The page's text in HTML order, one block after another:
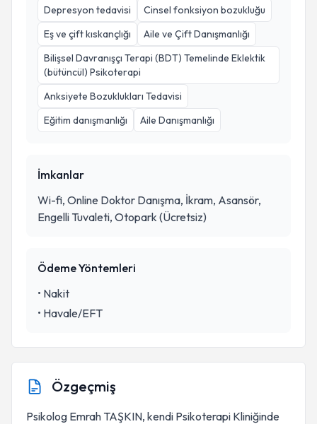
Depresyon tedavisi
Cinsel fonksiyon bozukluğu
Eş ve çift kıskançlığı
Aile ve Çift Danışmanlığı
Bilişsel Davranışçı Terapi (BDT) Temelinde Eklektik
(bütüncül) Psikoterapi
Anksiyete Bozuklukları Tedavisi
Eğitim danışmanlığı
Aile Danışmanlığı
İmkanlar
Wi-fi, Online Doktor Danışma, İkram, Asansör,
Engelli Tuvaleti, Otopark (Ücretsiz)
Ödeme Yöntemleri
• Nakit
• Havale/EFT
Özgeçmiş
Psikolog Emrah TAŞKIN, kendi Psikoterapi Kliniğinde